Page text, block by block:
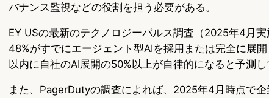
バナンス監視などの役割を担う必要がある。
EY USの最新のテクノロジーパルス調査（2025年4月
48%がすでにエージェント型AIを採用または完全に展
以内に自社のAI展開の50%以上が自律的になると予測し
また、PagerDutyの調査によれば、2025年4月時点で